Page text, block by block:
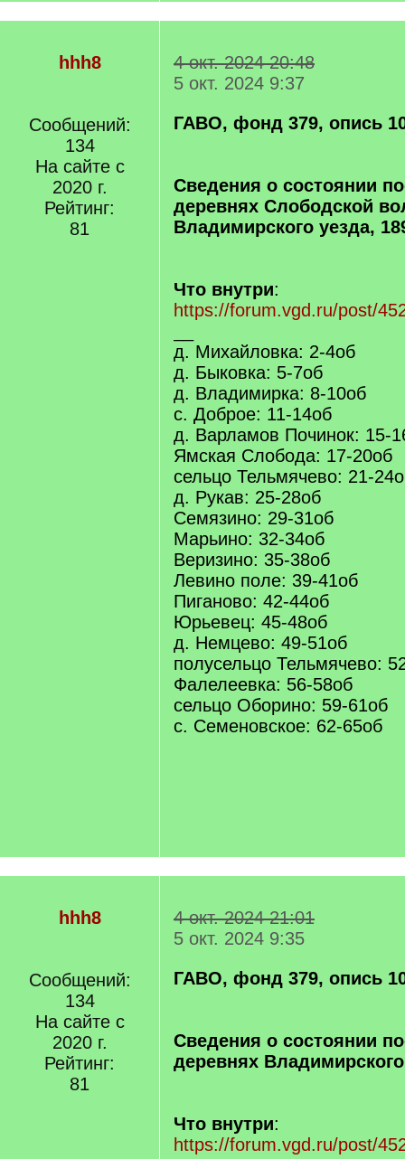
hhh8
Сообщений:
134
На сайте с
2020 г.
Рейтинг:
81
4 окт. 2024 20:48
5 окт. 2024 9:37
ГАВО, фонд 379, опись
Сведения о состоянии
деревнях Слободской
Владимирского уезда,
Что внутри:
https://forum.vgd.ru/post/
д. Михайловка: 2-4об
д. Быковка: 5-7об
д. Владимирка: 8-10об
с. Доброе: 11-14об
д. Варламов Починок: 15-
Ямская Слобода: 17-20об
сельцо Тельмячево: 21-
д. Рукав: 25-28об
Семязино: 29-31об
Марьино: 32-34об
Веризино: 35-38об
Левино поле: 39-41об
Пиганово: 42-44об
Юрьевец: 45-48об
д. Немцево: 49-51об
полусельцо Тельмячево:
Фалелеевка: 56-58об
сельцо Оборино: 59-61об
с. Семеновское: 62-65об
hhh8
Сообщений:
134
На сайте с
2020 г.
Рейтинг:
81
4 окт. 2024 21:01
5 окт. 2024 9:35
ГАВО, фонд 379, опись
Сведения о состоянии
деревнях
Что внутри:
https://forum.vgd.ru/post/